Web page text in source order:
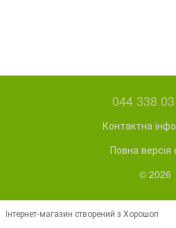
044 338
Контактна
Повна версія
© 2026
Інтернет-магазин створений з Хорошоп